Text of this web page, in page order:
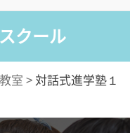
クール
室 > 対話式進学塾１